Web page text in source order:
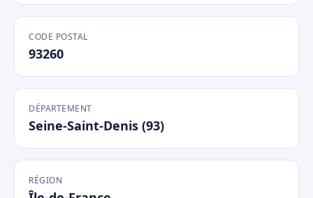
CODE POSTAL
93260
DÉPARTEMENT
Seine-Saint-Denis (93)
RÉGION